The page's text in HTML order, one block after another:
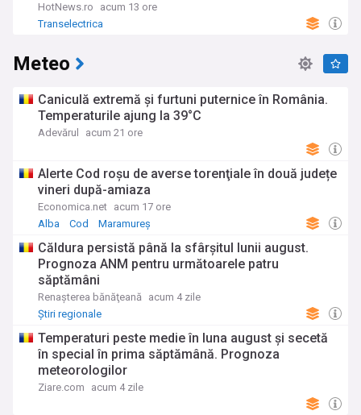
HotNews.ro
acum 13 ore
Transelectrica
Meteo
Caniculă extremă și furtuni puternice în România.
Temperaturile ajung la 39°C
Adevărul acum 21 ore
Alerte Cod roşu de averse torenţiale în două județe
vineri după-amiaza
Economica.net acum 17 ore
Alba
Cod Maramureș
Căldura persistă până la sfârșitul lunii august.
Prognoza ANM pentru următoarele patru
săptămâni
Renaşterea bănăţeană acum 4 zile
Știri regionale
Temperaturi peste medie în luna august și secetă
în special în prima săptămână. Prognoza
meteorologilor
Ziare.com acum 4 zile